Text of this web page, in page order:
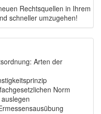
Rechtsquellen in Ihrem
schneller umzugehen!
Arten der
Norm